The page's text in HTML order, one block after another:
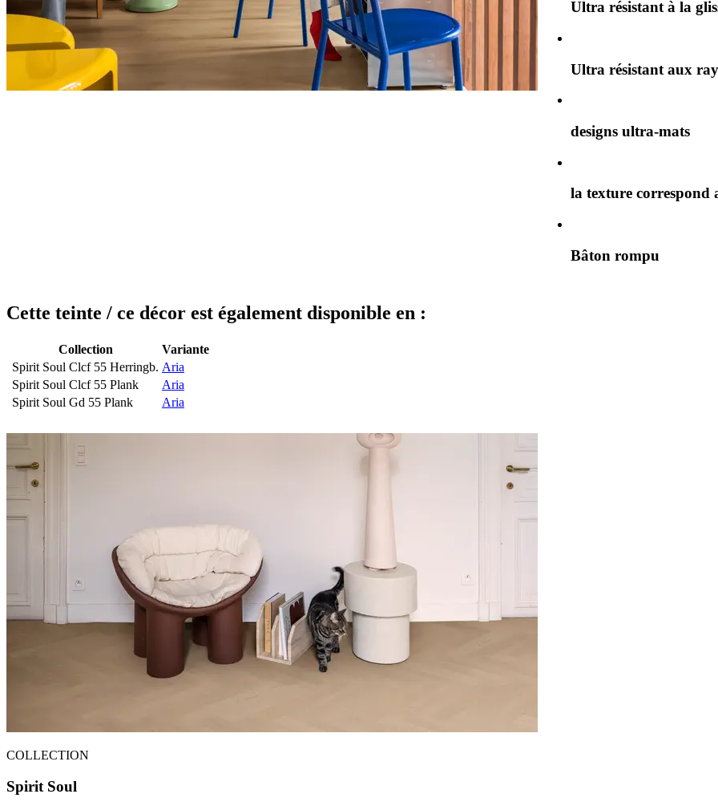
Ultra résistant à la
Ultra résistant aux
designs ultra-mats
la texture correspond
Bâton rompu
Cette teinte / ce décor est également disponible en :
Collection
Variante
Spirit Soul Clcf 55 Herringb. Aria
Spirit Soul Clcf 55 Plank
Aria
Spirit Soul Gd 55 Plank
Aria
COLLECTION
Spirit Soul